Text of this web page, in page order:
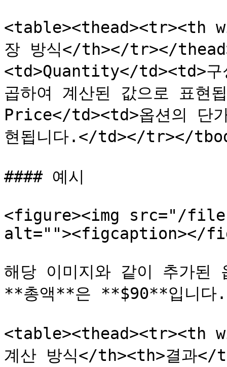
<table><thead><tr><th
장 방식</th></tr></
<td>Quantity</td><td>구
곱하여 계산된 값으로 표
Price</td><td>옵션의 단
현됩니다.</td></tr></
#### 예시
<figure><img src="/files/
alt=""><figcaption></
해당 이미지와 같이 추가
**총액**은 **$90**입니다.
<table><thead><tr><th
계산 방식</th><th>결과